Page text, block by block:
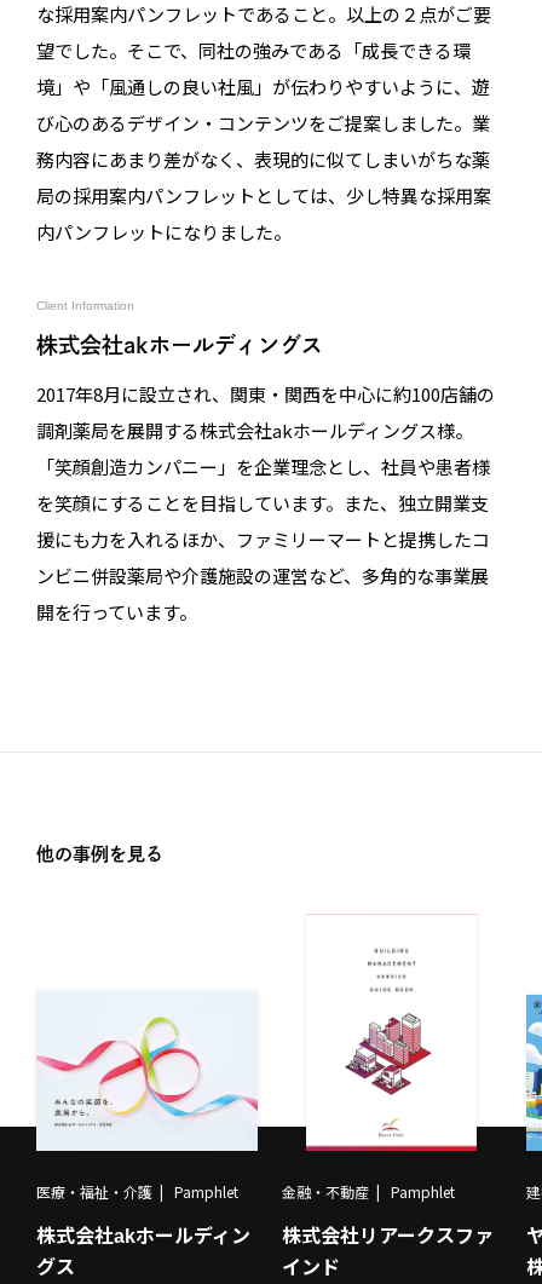
な採用案内パンフレットであること。以上の２点がご要
望でした。そこで、同社の強みである「成長できる環
境」や「風通しの良い社風」が伝わりやすいように、遊
び心のあるデザイン・コンテンツをご提案しました。業
務内容にあまり差がなく、表現的に似てしまいがちな薬
局の採用案内パンフレットとしては、少し特異な採用案
内パンフレットになりました。
Client Information
株式会社akホールディングス
2017年8月に設立され、関東・関西を中心に約100店舗の
調剤薬局を展開する株式会社akホールディングス様。
「笑顔創造カンパニー」を企業理念とし、社員や患者様
を笑顔にすることを目指しています。また、独立開業支
援にも力を入れるほか、ファミリーマートと提携したコ
ンビニ併設薬局や介護施設の運営など、多角的な事業展
開を行っています。
他の事例を見る
医療・福祉・介護 Pamphlet
株式会社akホールディン
グス
金融・不動産 Pamphlet
株式会社リアークスファ
インド